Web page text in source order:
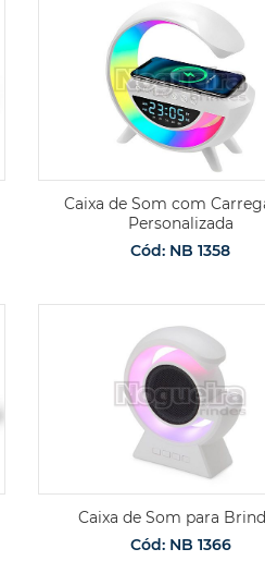
Caixa de Som com
Personalizada
Cód: NB 1358
Caixa de Som para
Cód: NB 1366